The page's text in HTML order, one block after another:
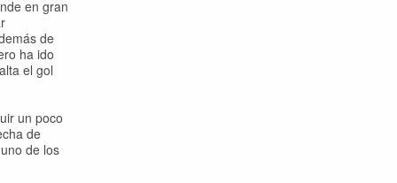
en gran
de
ha ido
el gol
un poco
de
de los